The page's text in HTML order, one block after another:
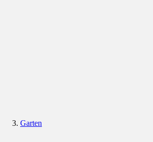
Garten